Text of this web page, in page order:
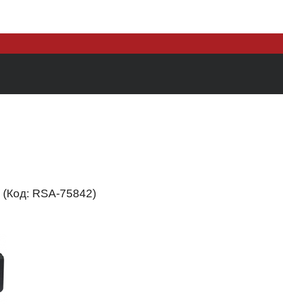
(Код: RSA-75842)